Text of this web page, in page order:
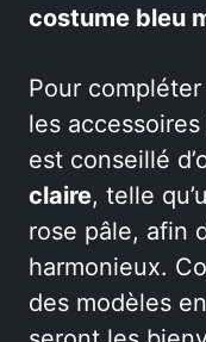
costume bleu
Pour
les
est conseillé
claire, telle
rose pâle, afin
harmonieux.
des modèles